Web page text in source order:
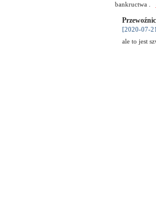
bankructwa .
[2020-07-
ale to jest